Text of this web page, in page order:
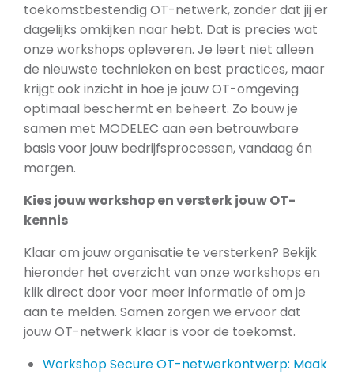
toekomstbestendig OT-netwerk, zonder dat jij er
dagelijks omkijken naar hebt. Dat is precies wat
onze workshops opleveren. Je leert niet alleen
de nieuwste technieken en best practices, maar
krijgt ook inzicht in hoe je jouw OT-omgeving
optimaal beschermt en beheert. Zo bouw je
samen met MODELEC aan een betrouwbare
basis voor jouw bedrijfsprocessen, vandaag én
morgen.
Kies jouw workshop en versterk jouw OT-
kennis
Klaar om jouw organisatie te versterken? Bekijk
hieronder het overzicht van onze workshops en
klik direct door voor meer informatie of om je
aan te melden. Samen zorgen we ervoor dat
jouw OT-netwerk klaar is voor de toekomst.
Workshop Secure OT-netwerkontwerp: Maak